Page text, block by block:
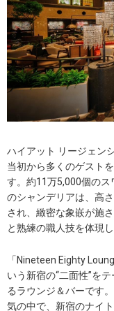
ハイアット リージェン
当初から多くのゲスト
す。約11万5,000個の
のシャンデリアは、高
され、緻密な象嵌が施
と熟練の職人技を体現し
「Nineteen Eighty
いう新宿の“二面性”を
るラウンジ＆バーです
気の中で、新宿のナイ